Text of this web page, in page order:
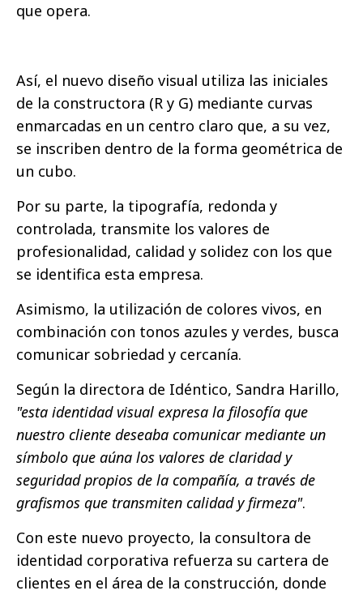
que opera.
Así, el nuevo diseño visual utiliza las iniciales
de la constructora (R y G) mediante curvas
enmarcadas en un centro claro que, a su vez,
se inscriben dentro de la forma geométrica de
un cubo.
Por su parte, la tipografía, redonda y
controlada, transmite los valores de
profesionalidad, calidad y solidez con los que
se identifica esta empresa.
Asimismo, la utilización de colores vivos, en
combinación con tonos azules y verdes, busca
comunicar sobriedad y cercanía.
Según la directora de Idéntico, Sandra Harillo,
"esta identidad visual expresa la filosofía que
nuestro cliente deseaba comunicar mediante un
símbolo que aúna los valores de claridad y
seguridad propios de la compañía, a través de
grafismos que transmiten calidad y firmeza".
Con este nuevo proyecto, la consultora de
identidad corporativa refuerza su cartera de
clientes en el área de la construcción, donde